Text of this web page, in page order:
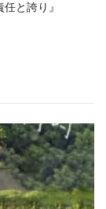
と誇り』